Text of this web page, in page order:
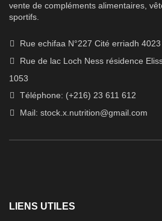
vente de compléments alimentaires,
sportifs.
Rue echifaa N°227 Cité erriadh
Rue de lac Loch Ness résidence
1053
Téléphone: (+216) 23 611 612
Mail: stock.x.nutrition@gmail.com
LIENS UTILES